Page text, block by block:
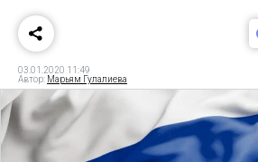
03.01.2020 11:49
Автор: Марьям Гулалиева